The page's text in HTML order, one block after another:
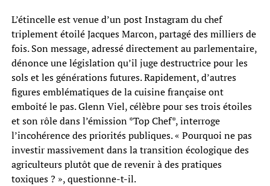
L’étincelle est venue d’un post Instagram du chef
triplement étoilé Jacques Marcon, partagé des milliers de
fois. Son message, adressé directement au parlementaire,
dénonce une législation qu’il juge destructrice pour les
sols et les générations futures. Rapidement, d’autres
figures emblématiques de la cuisine française ont
emboîté le pas. Glenn Viel, célèbre pour ses trois étoiles
et son rôle dans l’émission *Top Chef*, interroge
l’incohérence des priorités publiques. « Pourquoi ne pas
investir massivement dans la transition écologique des
agriculteurs plutôt que de revenir à des pratiques
toxiques ? », questionne-t-il.